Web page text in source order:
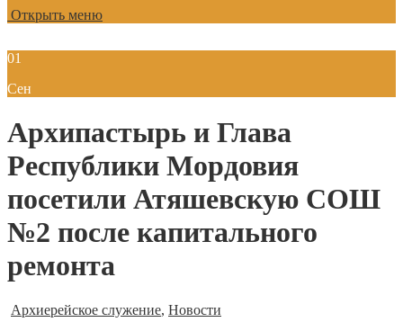
Открыть меню
01
Сен
Архипастырь и Глава
Республики Мордовия
посетили Атяшевскую СОШ
№2 после капитального
ремонта
Архиерейское служение, Новости